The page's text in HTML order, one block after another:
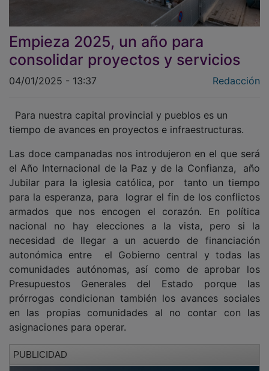
Empieza 2025, un año para
consolidar proyectos y servicios
04/01/2025 - 13:37
tiempo de avances en proyectos e infraestructuras.
el Año Internacional de la Paz y de la Confianza, año
Jubilar para la iglesia católica, por tanto un tiempo
para la esperanza, para lograr el fin de los conflictos
armados que nos encogen el corazón. En política
nacional no hay elecciones a la vista, pero si la
necesidad de llegar a un acuerdo de financiación
autonómica entre el Gobierno central y todas las
comunidades autónomas, así como de aprobar los
Presupuestos Generales del Estado porque las
prórrogas condicionan también los avances sociales
en las propias comunidades al no contar con las
asignaciones para operar.